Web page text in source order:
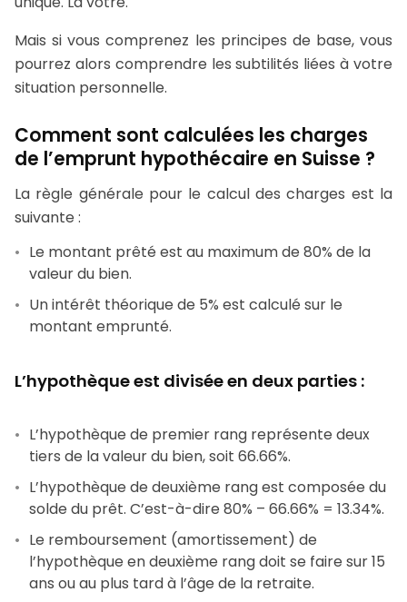
Mais si vous comprenez les principes de base, vous
pourrez alors comprendre les subtilités liées à votre
situation personnelle.
Comment sont calculées les charges
de l’emprunt hypothécaire en Suisse ?
La règle générale pour le calcul des charges est la
suivante :
Le montant prêté est au maximum de 80% de la
valeur du bien.
Un intérêt théorique de 5% est calculé sur le
montant emprunté.
L’hypothèque est divisée en deux parties :
L’hypothèque de premier rang représente deux
tiers de la valeur du bien, soit 66.66%.
L’hypothèque de deuxième rang est composée du
solde du prêt. C’est-à-dire 80% – 66.66% = 13.34%.
Le remboursement (amortissement) de
l’hypothèque en deuxième rang doit se faire sur 15
ans ou au plus tard à l’âge de la retraite.